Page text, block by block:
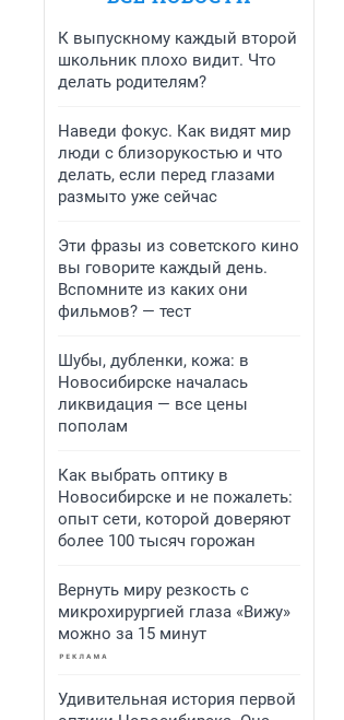
К выпускному каждый второй
школьник плохо видит. Что
делать родителям?
Наведи фокус. Как видят мир
люди с близорукостью и что
делать, если перед глазами
размыто уже сейчас
Эти фразы из советского кино
вы говорите каждый день.
Вспомните из каких они
фильмов? — тест
Шубы, дубленки, кожа: в
Новосибирске началась
ликвидация — все цены
пополам
Как выбрать оптику в
Новосибирске и не пожалеть:
опыт сети, которой доверяют
более 100 тысяч горожан
Вернуть миру резкость с
микрохирургией глаза «Вижу»
можно за 15 минут
Удивительная история первой